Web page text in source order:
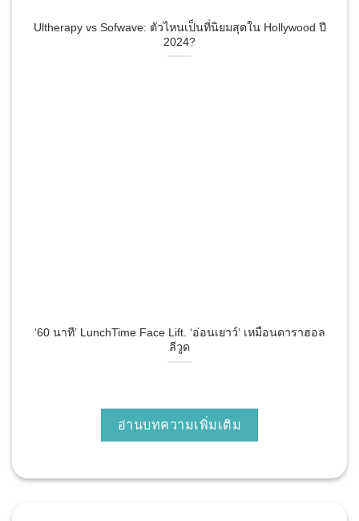
Ultherapy vs Sofwave: ตัวไหนเป็นที่นิยมสุดใน Hollywood ปี
2024?
‘60 นาที’ LunchTime Face Lift. ‘อ่อนเยาว์’ เหมือนดาราฮอล
ลีวูด
อ่านบทความเพิ่มเติม